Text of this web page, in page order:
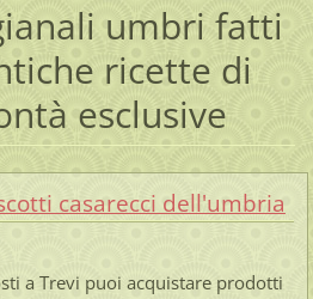
umbri fatti
ricette di
esclusive
casarecci dell'umbria
a Trevi puoi acquistare prodotti